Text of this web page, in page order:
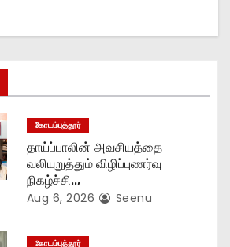
கோயம்புத்தூர்
தாய்ப்பாலின் அவசியத்தை
வலியுறுத்தும் விழிப்புணர்வு
நிகழ்ச்சி..,
Aug 6, 2026 Seenu
கோயம்புத்தூர்